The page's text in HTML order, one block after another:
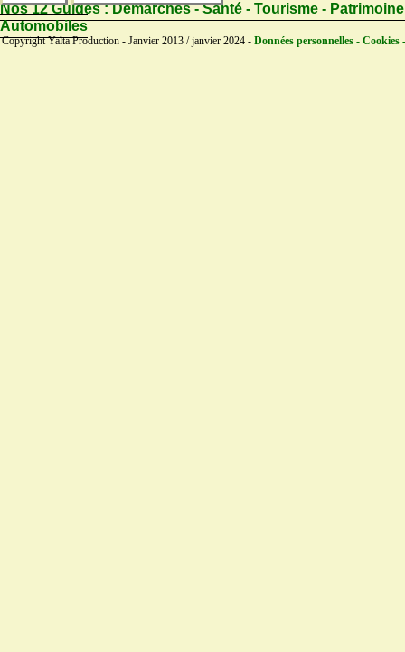
Nos 12 Guides :Démarches - Santé - Tourisme -
Automobiles
Copyright Yalta Production - Janvier 2013 / janvier 2024 - Données personnelles - Cookies